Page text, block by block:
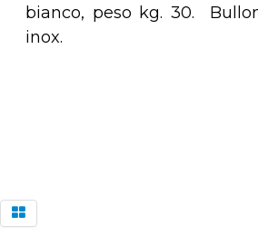
bianco, peso kg. 30.
inox.